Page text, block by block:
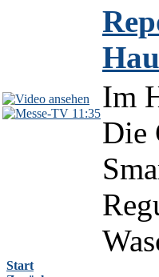
11:35Im
Die
Start